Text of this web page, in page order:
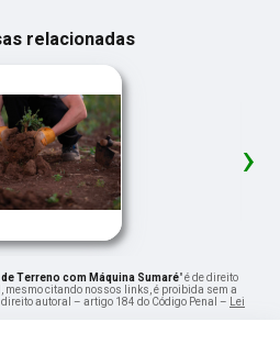
relacionadas
›
de Terreno com Máquina Sumaré" é de direito
mesmo citando nossos links, é proibida sem a
autoral – artigo 184 do Código Penal –
Lei